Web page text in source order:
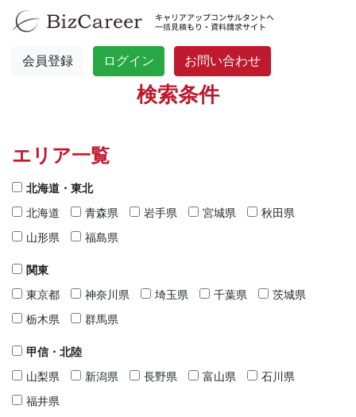
会員登録 ログイン お問い合わせ
検索条件
エリア一覧
北海道・東北
北海道
青森県 岩手県 宮城県
秋田県
山形県
福島県
関東
東京都
神奈川県 埼玉県 千葉県
茨城県
栃木県
群馬県
甲信・北陸
山梨県
新潟県 長野県 富山県
石川県
福井県